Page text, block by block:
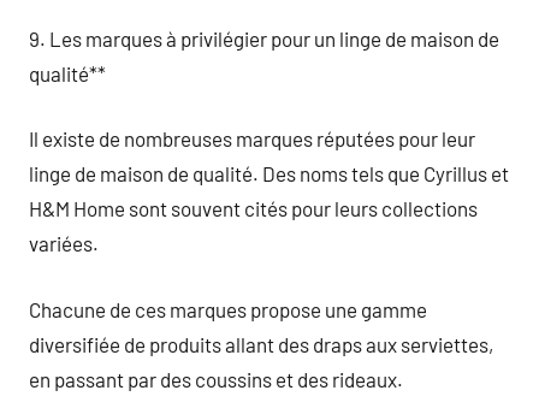
9. Les marques à privilégier pour un linge de maison de
qualité**
Il existe de nombreuses marques réputées pour leur
linge de maison de qualité. Des noms tels que Cyrillus et
H&M Home sont souvent cités pour leurs collections
variées.
Chacune de ces marques propose une gamme
diversifiée de produits allant des draps aux serviettes,
en passant par des coussins et des rideaux.